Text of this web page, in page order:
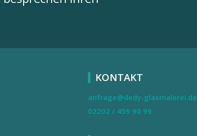
KONTAKT
anfrage@dedy-glasmalerei.de
02202 / 459 90 99